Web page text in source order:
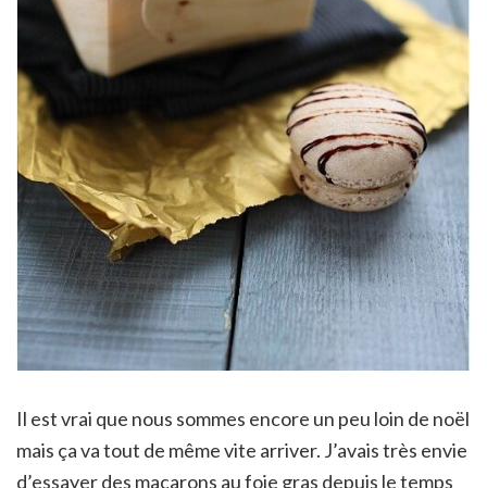
Il est vrai que nous sommes encore un peu loin de noël
mais ça va tout de même vite arriver. J’avais très envie
d’essayer des macarons au foie gras depuis le temps